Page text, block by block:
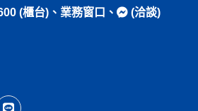
(櫃台)、 業務窗口 、
(洽談)